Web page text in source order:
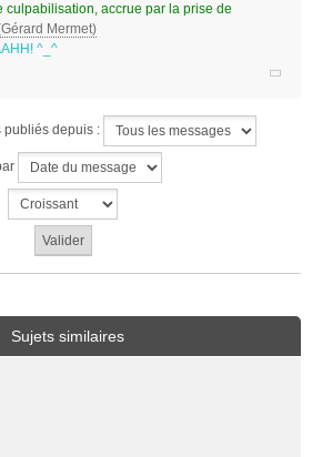
culpabilisation, accrue par la prise de
Mermet)
^_^
publiés depuis :
Sujets similaires